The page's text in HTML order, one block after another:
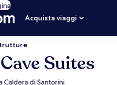
Acquista viaggi
Suites
Caldera di Santorini